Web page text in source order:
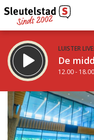
LUISTER LIVE:
De
12.00 -
STRAKS:
De avond van
18.00 - 19.00 uur
Vorig uur